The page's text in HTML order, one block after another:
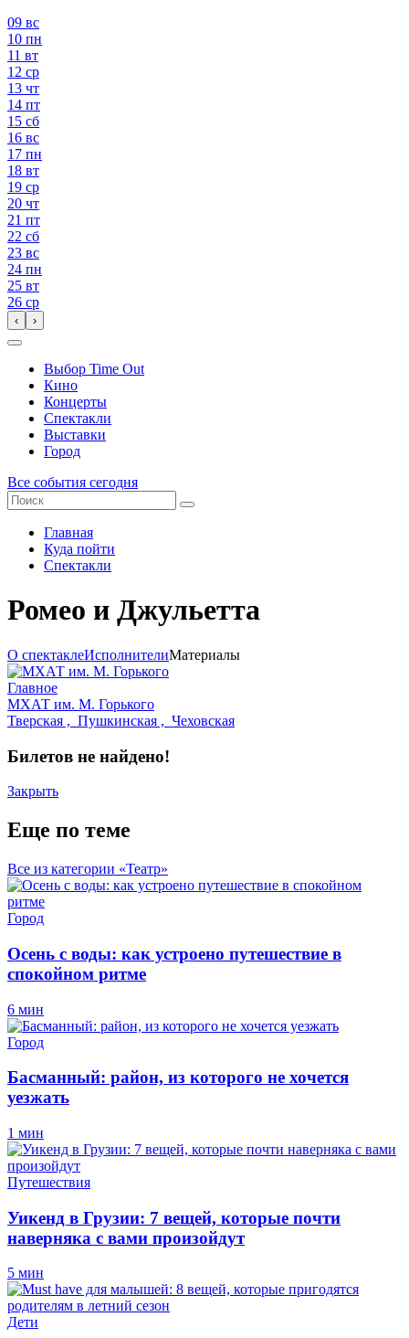
09 вс
10 пн
11 вт
12 ср
13 чт
14 пт
15 сб
16 вс
17 пн
18 вт
19 ср
20 чт
21 пт
22 сб
23 вс
24 пн
25 вт
26 ср
‹ ›
Выбор Time Out
Кино
Концерты
Спектакли
Выставки
Город
Все события сегодня
Главная
Куда пойти
Спектакли
Ромео и Джульетта
О спектаклеИсполнителиМатериалы
Главное
МХАТ им. М. Горького
Тверская , Пушкинская , Чеховская
Билетов не найдено!
Закрыть
Еще по теме
Все из категории «Театр»
Город
Осень с воды: как устроено путешествие в
спокойном ритме
6 мин
Город
Басманный: район, из которого не хочется
уезжать
1 мин
Путешествия
Уикенд в Грузии: 7 вещей, которые почти
наверняка с вами произойдут
5 мин
Дети